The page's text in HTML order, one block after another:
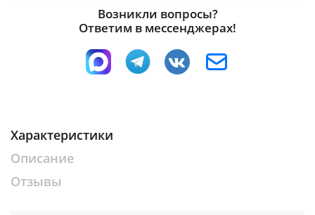
Шкаф Локер 800
Шкаф Локер 800
распашной
Диамант/Стекло
распашной
Диамант/Стекло
Шкаф Локер 800
Возникли вопросы?
Ответим в мессенджерах!
Характеристики
Описание
Отзывы